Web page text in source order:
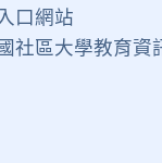
口網站
社區大學教育資